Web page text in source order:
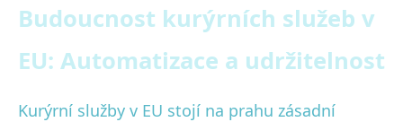
Budoucnost kurýrních služeb v
EU: Automatizace a udržitelnost
Kurýrní služby v EU stojí na prahu zásadní